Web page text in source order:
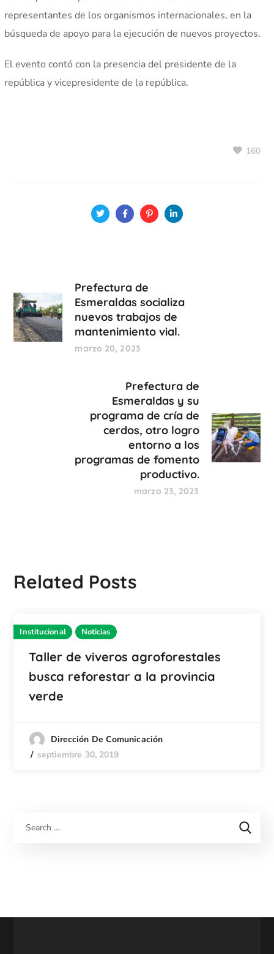
representantes de los organismos internacionales, en la
búsqueda de apoyo para la ejecución de nuevos proyectos.
El evento contó con la presencia del presidente de la
república y vicepresidente de la república.
160
Prefectura de
Esmeraldas socializa
nuevos trabajos de
mantenimiento vial.
marzo 20, 2023
Prefectura de
Esmeraldas y su
programa de cría de
cerdos, otro logro
entorno a los
programas de fomento
productivo.
marzo 23, 2023
Related Posts
Institucional Noticias
Taller de viveros agroforestales
busca reforestar a la provincia
verde
Dirección De Comunicación
septiembre 30, 2019